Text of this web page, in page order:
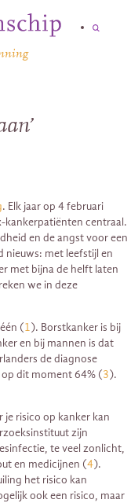
. Elk jaar op 4 februari
kankerpatiënten centraal.
en de angst voor een
nieuws: met leefstijl en
met bijna de helft laten
we in deze
(1). Borstkanker is bij
en bij mannen is dat
de diagnose
dit moment 64% (3).
je risico op kanker kan
zijn
te veel zonlicht,
en medicijnen (4).
het risico kan
ook een risico, maar